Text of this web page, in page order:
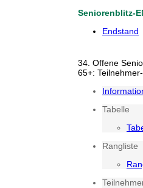
Seniorenblitz-
Endstand
34. Offene
65+:
Tabelle
Rangliste